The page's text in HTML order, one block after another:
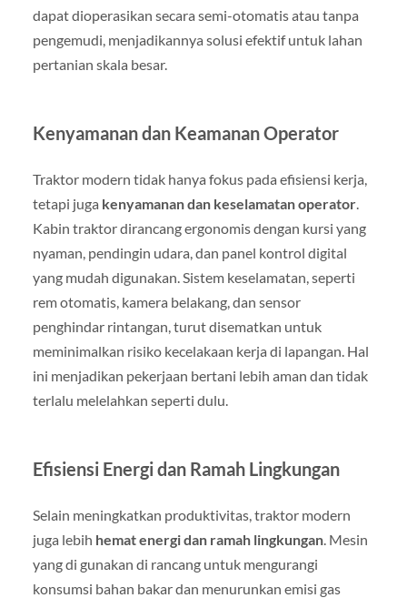
dapat dioperasikan secara semi-otomatis atau tanpa
pengemudi, menjadikannya solusi efektif untuk lahan
pertanian skala besar.
Kenyamanan dan Keamanan Operator
Traktor modern tidak hanya fokus pada efisiensi kerja,
tetapi juga kenyamanan dan keselamatan operator.
Kabin traktor dirancang ergonomis dengan kursi yang
nyaman, pendingin udara, dan panel kontrol digital
yang mudah digunakan. Sistem keselamatan, seperti
rem otomatis, kamera belakang, dan sensor
penghindar rintangan, turut disematkan untuk
meminimalkan risiko kecelakaan kerja di lapangan. Hal
ini menjadikan pekerjaan bertani lebih aman dan tidak
terlalu melelahkan seperti dulu.
Efisiensi Energi dan Ramah Lingkungan
Selain meningkatkan produktivitas, traktor modern
juga lebih hemat energi dan ramah lingkungan. Mesin
yang di gunakan di rancang untuk mengurangi
konsumsi bahan bakar dan menurunkan emisi gas